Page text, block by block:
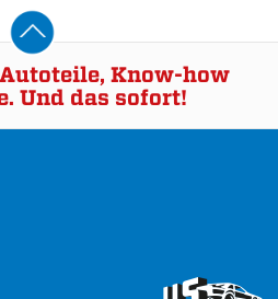
Know-how
Und das sofort!